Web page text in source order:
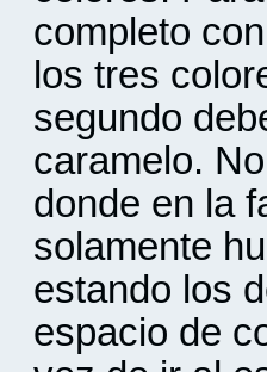
completo
los tres
segundo
caramelo.
donde en la
solamente
estando los
espacio de